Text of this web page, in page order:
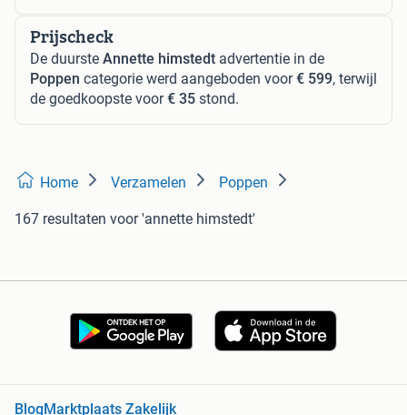
Prijscheck
De duurste Annette himstedt advertentie in de
Poppen categorie werd aangeboden voor€ 599, terwijl
de goedkoopste voor€ 35 stond.
Home Verzamelen Poppen
167 resultaten voor 'annette himstedt'
BlogMarktplaats Zakelijk